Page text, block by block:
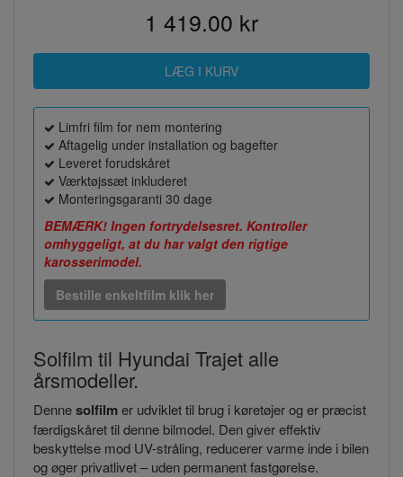
1 419.00 kr
Limfri film for nem montering
Aftagelig under installation og bagefter
Leveret forudskåret
Værktøjssæt inkluderet
Monteringsgaranti 30 dage
BEMÆRK! Ingen fortrydelsesret. Kontroller
omhyggeligt, at du har valgt den rigtige
karosserimodel.
Bestille enkeltfilm klik her
Solfilm til Hyundai Trajet alle
årsmodeller.
Dennesolfilmer udviklet til brug i køretøjer og er præcist
færdigskåret til denne bilmodel. Den giver effektiv
beskyttelse mod UV-stråling, reducerer varme inde i bilen
og øger privatlivet – uden permanent fastgørelse.